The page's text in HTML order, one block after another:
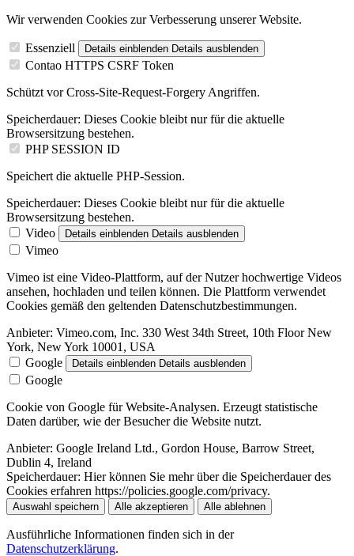
Wir verwenden Cookies zur Verbesserung unserer Website.
Essenziell Details einblenden Details ausblenden
Contao HTTPS CSRF Token
Schützt vor Cross-Site-Request-Forgery Angriffen.
Speicherdauer: Dieses Cookie bleibt nur für die aktuelle
Browsersitzung bestehen.
PHP SESSION ID
Speichert die aktuelle PHP-Session.
Speicherdauer: Dieses Cookie bleibt nur für die aktuelle
Browsersitzung bestehen.
Video
Details einblenden Details ausblenden
Vimeo
Vimeo ist eine Video-Plattform, auf der Nutzer hochwertige Videos
ansehen, hochladen und teilen können. Die Plattform verwendet
Cookies gemäß den geltenden Datenschutzbestimmungen.
Anbieter: Vimeo.com, Inc. 330 West 34th Street, 10th Floor New
York, New York 10001, USA
Google
Details einblenden Details ausblenden
Google
Cookie von Google für Website-Analysen. Erzeugt statistische
Daten darüber, wie der Besucher die Website nutzt.
Anbieter: Google Ireland Ltd., Gordon House, Barrow Street,
Dublin 4, Ireland
Speicherdauer: Hier können Sie mehr über die Speicherdauer des
Cookies erfahren https://policies.google.com/privacy.
Auswahl speichern Alle akzeptieren Alle ablehnen
Ausführliche Informationen finden sich in der
Datenschutzerklärung.